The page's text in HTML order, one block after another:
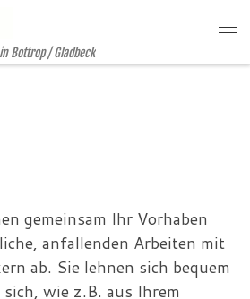
Bottrop / Gladbeck
gemeinsam Ihr Vorhaben
anfallenden Arbeiten mit
ab. Sie lehnen sich bequem
wie z.B. aus Ihrem